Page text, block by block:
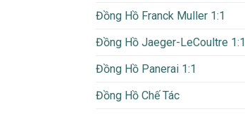
Đồng Hồ Franck Muller 1:1
Đồng Hồ Jaeger-LeCoultre 1:1
Đồng Hồ Panerai 1:1
Đồng Hồ Chế Tác